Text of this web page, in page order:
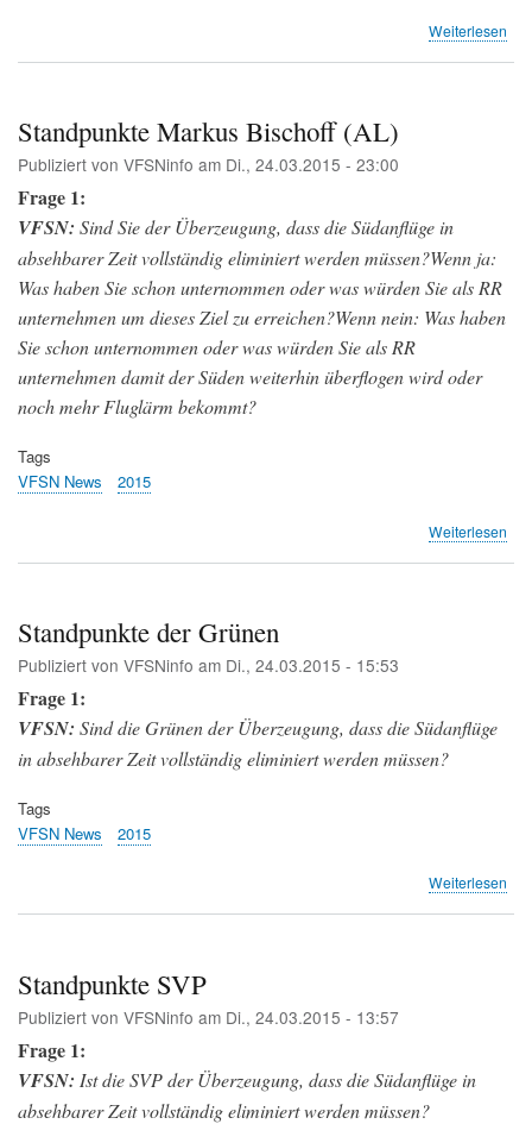
Weiterlesen
Standpunkte Markus Bischoff (AL)
Publiziert von VFSNinfo am Di., 24.03.2015 - 23:00
Frage 1:
VFSN: Sind Sie der Überzeugung, dass die Südanflüge in
absehbarer Zeit vollständig eliminiert werden müssen?Wenn ja:
Was haben Sie schon unternommen oder was würden Sie als RR
unternehmen um dieses Ziel zu erreichen?Wenn nein: Was haben
Sie schon unternommen oder was würden Sie als RR
unternehmen damit der Süden weiterhin überflogen wird oder
noch mehr Fluglärm bekommt?
Tags
VFSN News
2015
Weiterlesen
Standpunkte der Grünen
Publiziert von VFSNinfo am Di., 24.03.2015 - 15:53
Frage 1:
VFSN: Sind die Grünen der Überzeugung, dass die Südanflüge
in absehbarer Zeit vollständig eliminiert werden müssen?
Tags
VFSN News
2015
Weiterlesen
Standpunkte SVP
Publiziert von VFSNinfo am Di., 24.03.2015 - 13:57
Frage 1:
VFSN: Ist die SVP der Überzeugung, dass die Südanflüge in
absehbarer Zeit vollständig eliminiert werden müssen?